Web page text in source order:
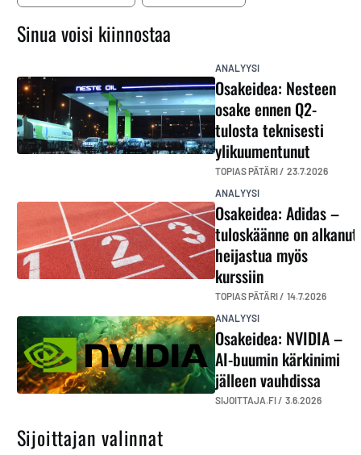
Sinua voisi kiinnostaa
ANALYYSI
Osakeidea: Nesteen
osake ennen Q2-
tulosta teknisesti
ylikuumentunut
TOPIAS PÄTÄRI / 23.7.2026
ANALYYSI
Osakeidea: Adidas –
tuloskäänne on alkanut
heijastua myös
kurssiin
TOPIAS PÄTÄRI / 14.7.2026
ANALYYSI
Osakeidea: NVIDIA –
AI-buumin kärkinimi
jälleen vauhdissa
SIJOITTAJA.FI / 3.6.2026
Sijoittajan valinnat